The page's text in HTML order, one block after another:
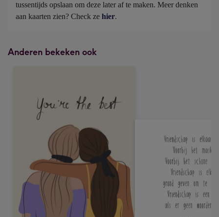
tussentijds opslaan om deze later af te maken. Meer denken
aan kaarten zien? Check ze hier.
Anderen bekeken ook